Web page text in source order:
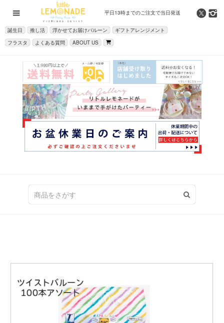
平日13時までのご注文で当日発送
誕生日 推し活 浮かせてお届けバルーン
ギフトアレンジメント
フラスタ
よくある質問 ABOUT US